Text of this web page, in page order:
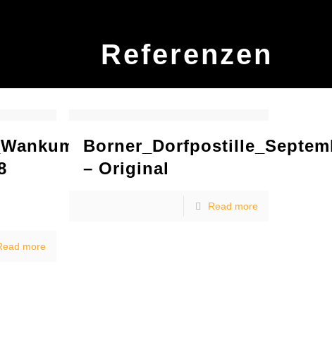
Referenzen
more
– Original
Read more